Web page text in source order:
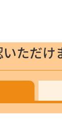
ただけ